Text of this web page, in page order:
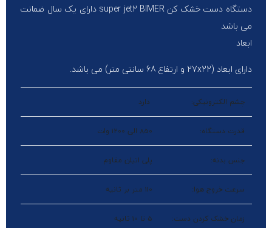
دستگاه دست خشک کن super jet2 BIMER دارای یک سال ضمانت
می باشد
ابعاد
دارای ابعاد (27x22 و ارتفاع 68 سانتی متر) می باشد.
چشم الکترونیکی: دارد
قدرت دستگاه: 850 الی 1200 وات
جنس بدنه: پلی اتیلن مقاوم
سرعت خروج هوا: 110 متر بر ثانیه
زمان خشک کردن دست: 5 تا 10 ثانیه